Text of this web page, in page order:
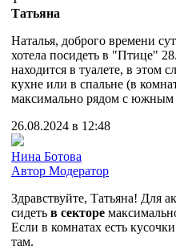
Татьяна
Наталья, доброго времени
хотела посидеть в "Птице"
находится в туалете, в этом
кухне или в спальне (в
максимально рядом с южным
26.08.2024 в 12:48
Нина Ботова
Автор Модератор
Здравствуйте, Татьяна! Для
сидеть в секторе
Если в комнатах есть
там.